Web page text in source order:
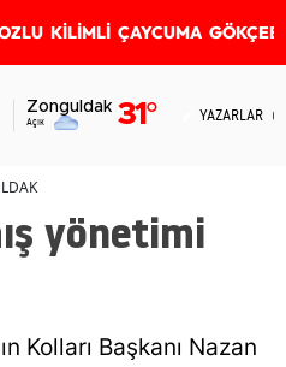
KİLİMLİ ÇAYCUMA
Zonguldak
Açık 31° YAZARLAR
yönetimi
Kolları Başkanı Nazan